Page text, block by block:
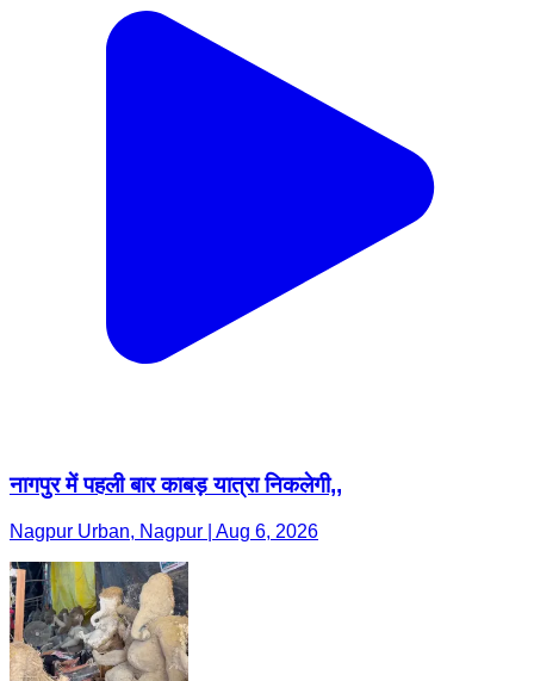
नागपुर में पहली बार काबड़ यात्रा निकलेगी,,
Nagpur Urban, Nagpur | Aug 6, 2026